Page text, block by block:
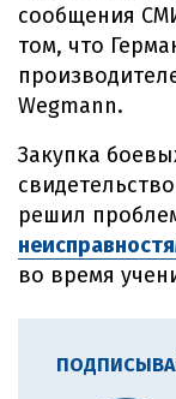
сообщения
том, что
Wegmann.
Закупка
решил
во время